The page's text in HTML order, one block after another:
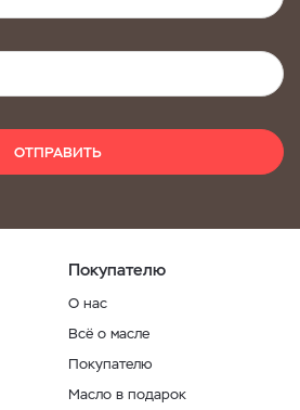
ОТПРАВИТЬ
Покупателю
О нас
Всё о масле
Покупателю
Масло в подарок